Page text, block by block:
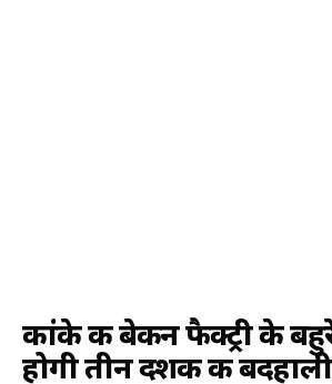
कांके की बेकन फैक्ट्री के
होगी तीन दशक की बदहाली